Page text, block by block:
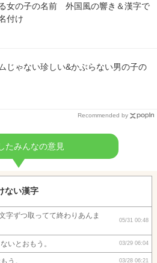
女の子の名前 外国風の響き＆漢字で
付け
じゃない珍しい&かぶらない男の子の
Recommended by
たみんなの意見
ない漢字
字ずつ取ってて終わりあんま
05/31 00:48
とおもう。 03/29 06:04
う。 03/28 06:21